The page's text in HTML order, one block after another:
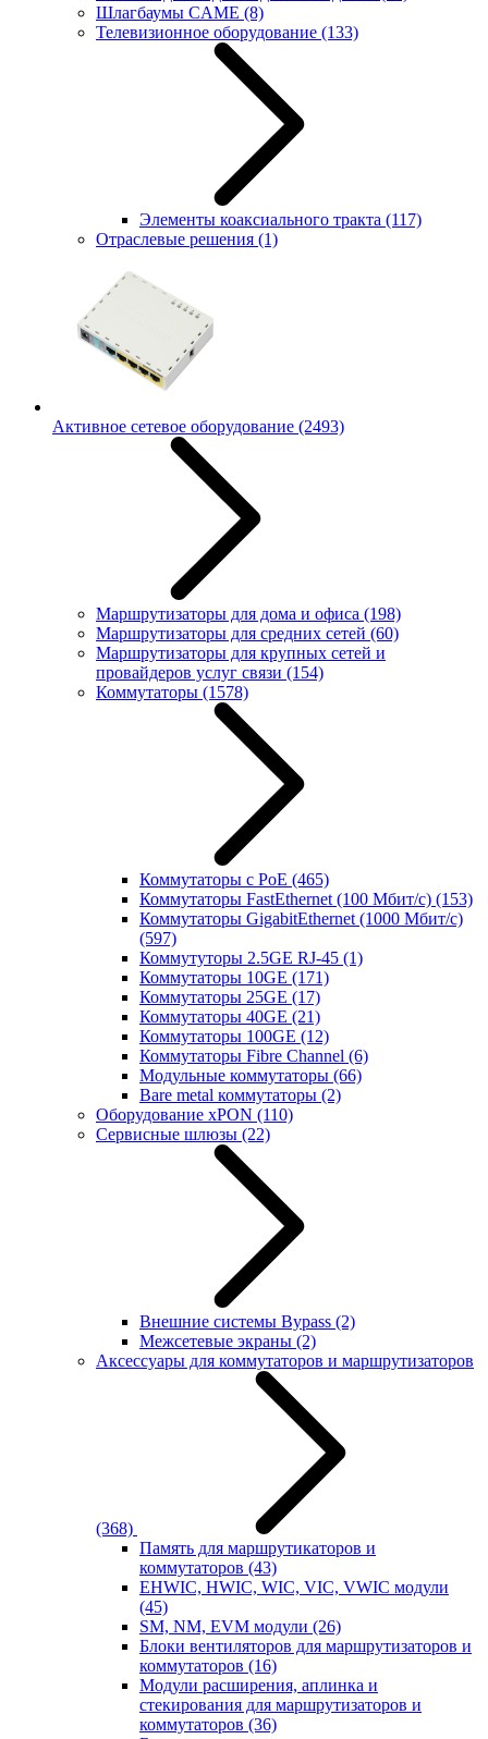
Шлагбаумы CAME (8)
Телевизионное оборудование (133)
Элементы коаксиального тракта (117)
Отраслевые решения (1)
Активное сетевое оборудование (2493)
Маршрутизаторы для дома и офиса (198)
Маршрутизаторы для средних сетей (60)
Маршрутизаторы для крупных сетей и
провайдеров услуг связи (154)
Коммутаторы (1578)
Коммутаторы с PoE (465)
Коммутаторы FastEthernet (100 Мбит/с) (153)
Коммутаторы GigabitEthernet (1000 Мбит/с)
(597)
Коммутуторы 2.5GE RJ-45 (1)
Коммутаторы 10GE (171)
Коммутаторы 25GE (17)
Коммутаторы 40GE (21)
Коммутаторы 100GE (12)
Коммутаторы Fibre Channel (6)
Модульные коммутаторы (66)
Bare metal коммутаторы (2)
Оборудование xPON (110)
Сервисные шлюзы (22)
Внешние системы Bypass (2)
Межсетевые экраны (2)
Аксессуары для коммутаторов и маршрутизаторов
(368)
Память для маршрутикаторов и
коммутаторов (43)
EHWIC, HWIC, WIC, VIC, VWIC модули
(45)
SM, NM, EVM модули (26)
Блоки вентиляторов для маршрутизаторов и
коммутаторов (16)
Модули расширения, аплинка и
стекирования для маршрутизаторов и
коммутаторов (36)